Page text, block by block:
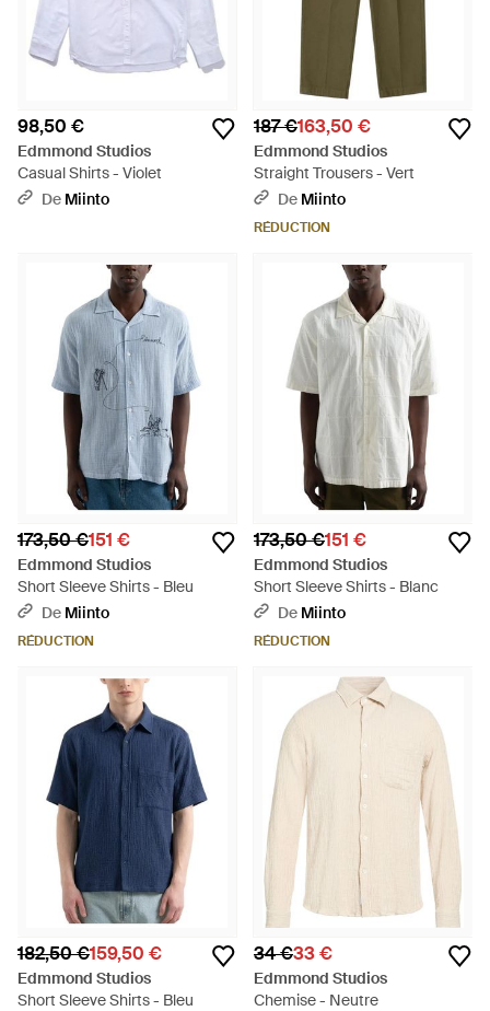
98,50 €
Edmmond Studios
Casual Shirts - Violet
De Miinto
187 €163,50 €
Edmmond Studios
Straight Trousers - Vert
De Miinto
RÉDUCTION
173,50 €151 €
Edmmond Studios
Short Sleeve Shirts - Bleu
De Miinto
RÉDUCTION
173,50 €151 €
Edmmond Studios
Short Sleeve Shirts - Blanc
De Miinto
RÉDUCTION
182,50 €159,50 €
Edmmond Studios
Short Sleeve Shirts - Bleu
34 €33 €
Edmmond Studios
Chemise - Neutre